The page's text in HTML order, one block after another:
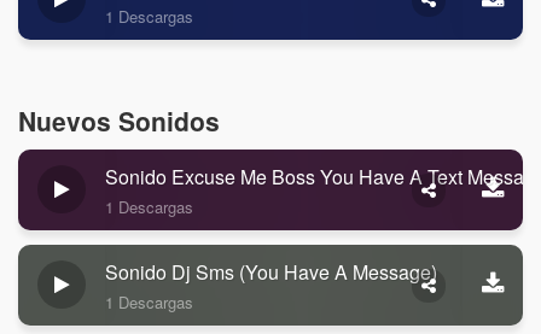
1 Descargas
Nuevos Sonidos
Sonido Excuse Me Boss You Have A Text
1 Descargas
Sonido Dj Sms (you Have A Message)
1 Descargas